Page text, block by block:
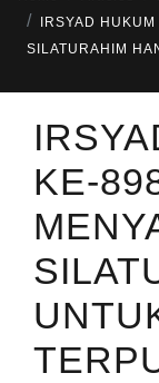
IRSYAD
SILATURAHIM
KE-